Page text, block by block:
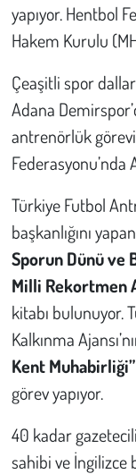
yapıyor. Hentbol
Hakem Kurulu
Çeaşitli spor
Adana
antrenörlük
Federasyonu’nda
Türkiye Futbol
başkanlığını
Sporun Dünü ve
Milli Rekortmen
kitabı bulunuyor.
Kalkınma
Kent Muhabirliği”
görev yapıyor.
40 kadar
sahibi ve İngilizce